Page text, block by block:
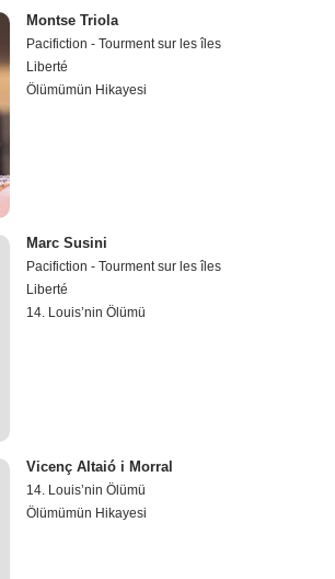
Montse Triola
Pacifiction - Tourment sur les îles
Liberté
Ölümümün Hikayesi
Marc Susini
Pacifiction - Tourment sur les îles
Liberté
14. Louis’nin Ölümü
Vicenç Altaió i Morral
14. Louis’nin Ölümü
Ölümümün Hikayesi